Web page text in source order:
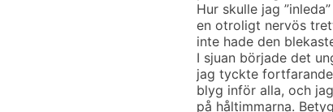
Hur skulle jag
en otroligt nervös
inte hade den
I sjuan började det
jag tyckte
blyg inför alla, och
på håltimmarna.